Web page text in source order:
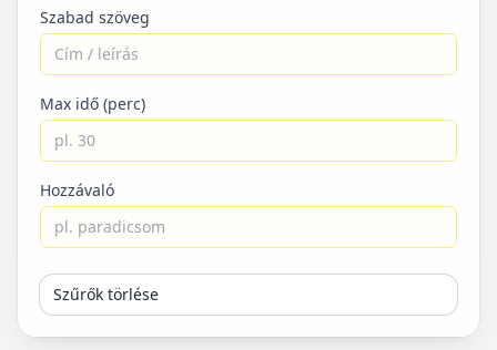
Szabad szöveg
Max idő (perc)
Hozzávaló
Szűrők törlése